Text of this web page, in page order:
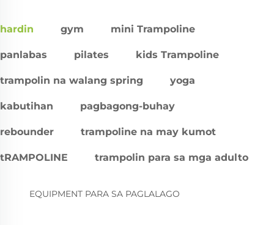
hardin gym mini Trampoline
panlabas pilates kids Trampoline
trampolin na walang spring yoga
kabutihan pagbagong-buhay
rebounder trampoline na may kumot
tRAMPOLINE trampolin para sa mga adulto
EQUIPMENT PARA SA PAGLALAGO